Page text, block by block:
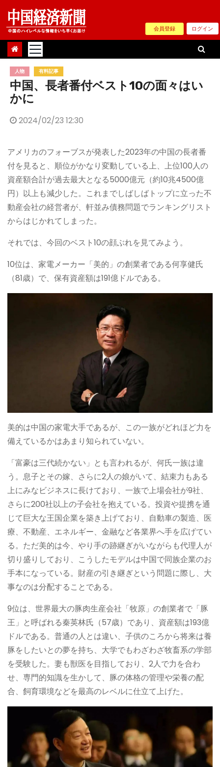
Skip
content
会員登録 ログイン
人物 有料記事
中国、長者番付ベスト10の面々はい
かに
2024/02/23 12:30
アメリカのフォーブスが発表した2023年の中国の長者番
付を見ると、順位がかなり変動している上、上位100人の
資産額合計が過去最大となる5000億元（約10兆4500億
円）以上も減少した。これまでしばしばトップに立った不
動産会社の経営者が、軒並み債務問題でランキングリスト
からはじかれてしまった。
それでは、今回のベスト10の顔ぶれを見てみよう。
10位は、家電メーカー「美的」の創業者である何享健氏
（81歳）で、保有資産額は191億ドルである。
美的は中国の家電大手であるが、この一族がどれほど力を
備えているかはあまり知られていない。
「富豪は三代続かない」とも言われるが、何氏一族は違
う。息子とその嫁、さらに2人の娘がいて、結束力もある
上にみなビジネスに長けており、一族で上場会社が9社、
さらに200社以上の子会社を抱えている。投資や提携を通
じて巨大な王国企業を築き上げており、自動車の製造、医
療、不動産、エネルギー、金融など各業界へ手を広げてい
る。ただ美的は今、やり手の跡継ぎがいながらも代理人が
切り盛りしており、こうしたモデルは中国で同族企業のお
手本になっている。財産の引き継ぎという問題に際し、大
事なのは分配することである。
9位は、世界最大の豚肉生産会社「牧原」の創業者で「豚
王」と呼ばれる秦英林氏（57歳）であり、資産額は193億
ドルである。普通の人とは違い、子供のころから将来は養
豚をしたいとの夢を持ち、大学でもわざわざ牧畜系の学部
を受験した。妻も獣医を目指しており、2人で力を合わ
せ、専門的知識を生かして、豚の体格の管理や栄養の配
合、飼育環境などを最高のレベルに仕立て上げた。